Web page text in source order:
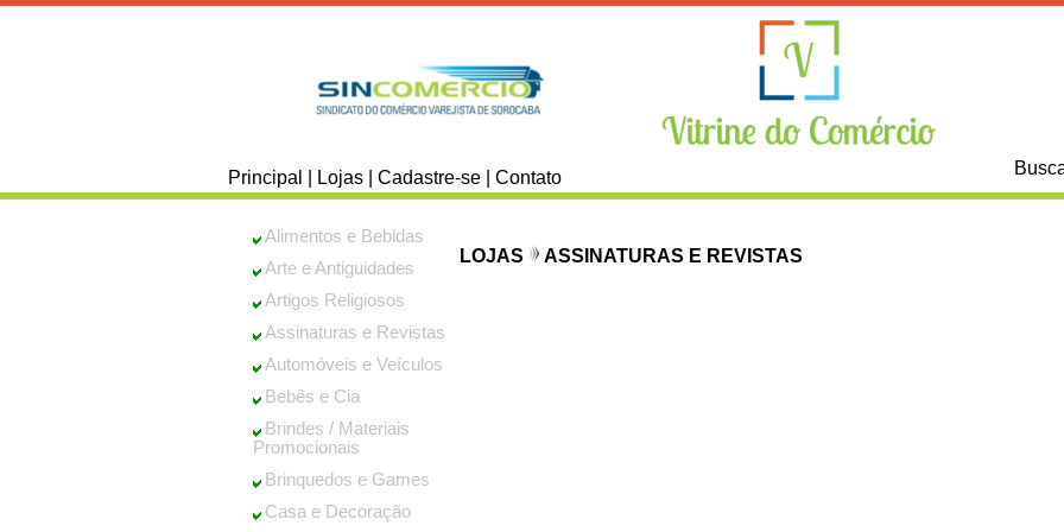
Principal Lojas Cadastre-se Contato
Alimentos e Bebidas
Arte e Antiguidades
Artigos Religiosos
Assinaturas e Revistas
Automóveis e Veículos
Bebês e Cia
Brindes / Materiais
Promocionais
Brinquedos e Games
Casa e Decoração
LOJAS ASSINATURAS E REVISTAS